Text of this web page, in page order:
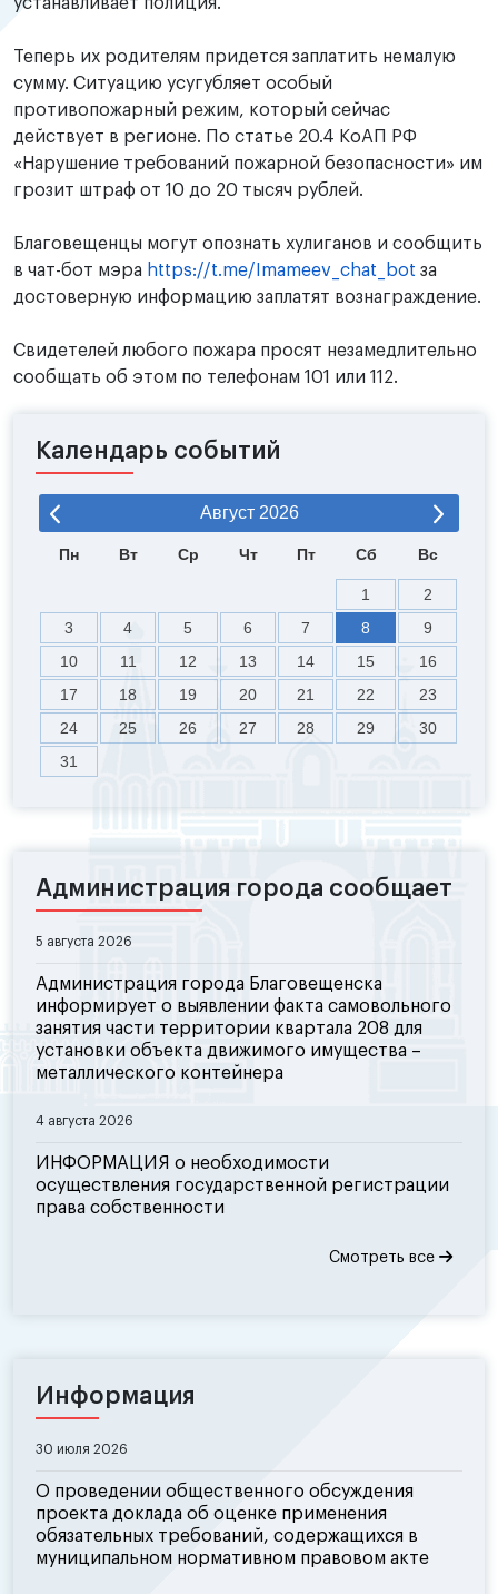
устанавливает полиция.
Теперь их родителям придется заплатить немалую
сумму. Ситуацию усугубляет особый
противопожарный режим, который сейчас
действует в регионе. По статье 20.4 КоАП РФ
«Нарушение требований пожарной безопасности» им
грозит штраф от 10 до 20 тысяч рублей.
Благовещенцы могут опознать хулиганов и сообщить
в чат-бот мэра https://t.me/Imameev_chat_bot за
достоверную информацию заплатят вознаграждение.
Свидетелей любого пожара просят незамедлительно
сообщать об этом по телефонам 101 или 112.
Календарь событий
Август 2026
Пн Вт Ср Чт Пт Сб Вс
1
2
3
4 5 6 7 8
9
10
11 12 13 14 15
16
17
18 19 20 21 22
23
24
25 26 27 28 29
30
31
Администрация города сообщает
5 августа 2026
Администрация города Благовещенска
информирует о выявлении факта самовольного
занятия части территории квартала 208 для
установки объекта движимого имущества –
металлического контейнера
4 августа 2026
ИНФОРМАЦИЯ о необходимости
осуществления государственной регистрации
права собственности
Смотреть все
Информация
30 июля 2026
О проведении общественного обсуждения
проекта доклада об оценке применения
обязательных требований, содержащихся в
муниципальном нормативном правовом акте